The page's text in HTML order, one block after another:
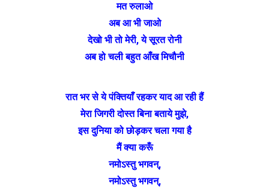
मत रुलाओ
अब आ भी जाओ
देखो भी तो मेरी, ये सूरत रोनी
अब हो चली बहुत आँख मिचौनी
रात भर से ये पंक्तियाँ रहकर याद आ रही हैं
मेरा जिगरी दोस्त बिना बताये मुझे,
इस दुनिया को छोड़कर चला गया है
मैं क्या करूँ
नमोऽस्तु भगवन्,
नमोऽस्तु भगवन्,